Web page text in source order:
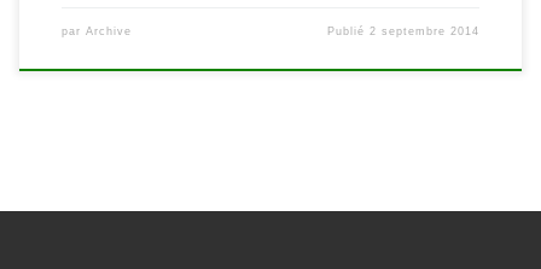
par Archive Publié2 septembre 2014